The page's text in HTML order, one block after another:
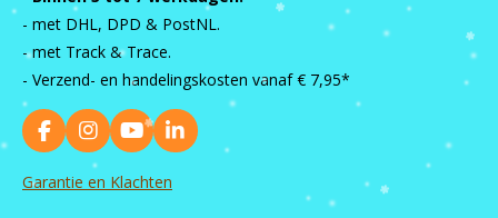
- met DHL, DPD & PostNL.
- met Track & Trace.
- Verzend- en handelingskosten vanaf € 7,95*
F
a
c
I
n
s
Y
o
u
L
i
Garantie en Klachten